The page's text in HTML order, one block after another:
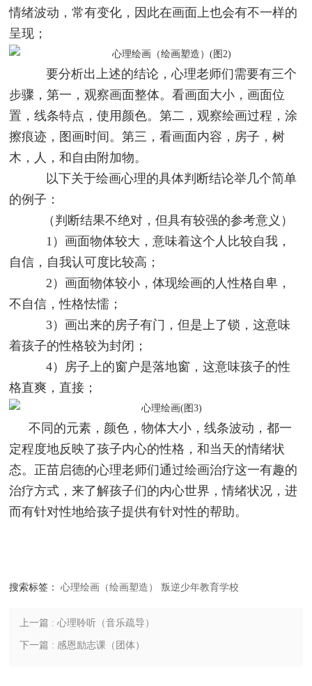
情绪波动，常有变化，因此在画面上也会有不一样的
呈现；
要分析出上述的结论，心理老师们需要有三个
步骤，第一，观察画面整体。看画面大小，画面位
置，线条特点，使用颜色。第二，观察绘画过程，涂
擦痕迹，图画时间。第三，看画面内容，房子，树
木，人，和自由附加物。
以下关于绘画心理的具体判断结论举几个简单
的例子：
（判断结果不绝对，但具有较强的参考意义）
1）画面物体较大，意味着这个人比较自我，
自信，自我认可度比较高；
2）画面物体较小，体现绘画的人性格自卑，
不自信，性格怯懦；
3）画出来的房子有门，但是上了锁，这意味
着孩子的性格较为封闭；
4）房子上的窗户是落地窗，这意味孩子的性
格直爽，直接；
不同的元素，颜色，物体大小，线条波动，都一
定程度地反映了孩子内心的性格，和当天的情绪状
态。正苗启德的心理老师们通过绘画治疗这一有趣的
治疗方式，来了解孩子们的内心世界，情绪状况，进
而有针对性地给孩子提供有针对性的帮助。
搜索标签：心理绘画（绘画塑造） 叛逆少年教育学校
上一篇 : 心理聆听（音乐疏导）
下一篇 : 感恩励志课（团体）